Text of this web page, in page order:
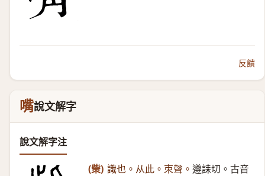
反饋
嘴說文解字
說文解字注
(㭰) 識也。从此。朿聲。 遵誄切。古音